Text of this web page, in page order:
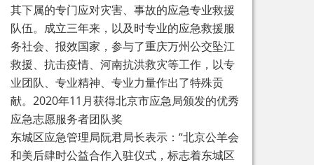
其下属的专门应对灾害、事故的应急专业救援
队伍。成立三年来，以及时专业的应急救援服
务社会、报效国家，参与了重庆万州公交坠江
救援、抗击疫情、河南抗洪救灾等工作，以专
业团队、专业精神、专业力量作出了特殊贡
献。2020年11月获得北京市应急局颁发的优秀
应急志愿服务者团队奖
东城区应急管理局阮君局长表示：“北京公羊会
和美后肆时公益合作入驻仪式，标志着东城区